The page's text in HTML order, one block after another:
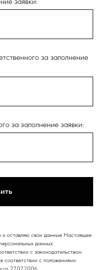
за заполнение
за заполнение заявки:
оставляю свои данные Настоящее
данных
с законодательством
соответствии с положениями
от 27.07.2006